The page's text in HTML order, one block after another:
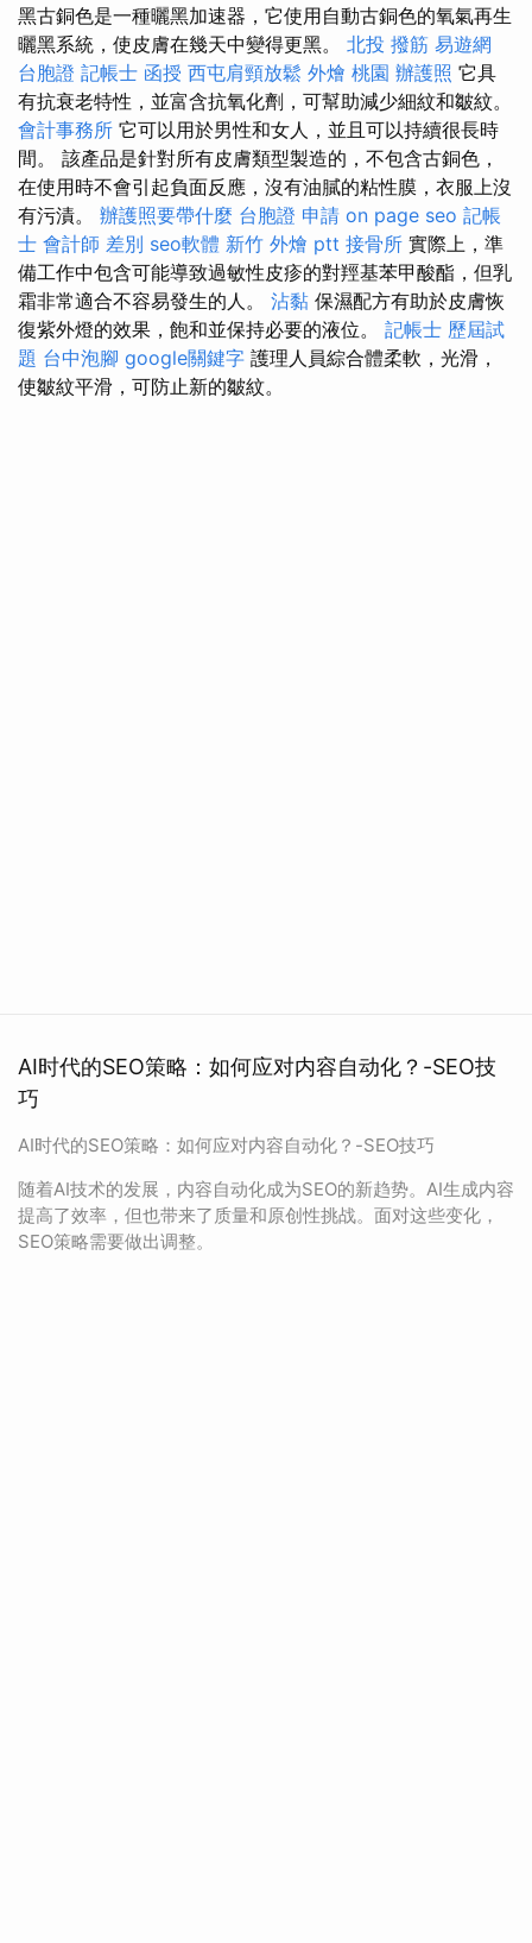
黑古銅色是一種曬黑加速器，它使用自動古銅色的氧氣再生
曬黑系統，使皮膚在幾天中變得更黑。 北投 撥筋 易遊網
台胞證 記帳士 函授 西屯肩頸放鬆 外燴 桃園 辦護照 它具
有抗衰老特性，並富含抗氧化劑，可幫助減少細紋和皺紋。
會計事務所 它可以用於男性和女人，並且可以持續很長時
間。 該產品是針對所有皮膚類型製造的，不包含古銅色，
在使用時不會引起負面反應，沒有油膩的粘性膜，衣服上沒
有污漬。 辦護照要帶什麼 台胞證 申請 on page seo 記帳
士 會計師 差別 seo軟體 新竹 外燴 ptt 接骨所 實際上，準
備工作中包含可能導致過敏性皮疹的對羥基苯甲酸酯，但乳
霜非常適合不容易發生的人。 沾黏 保濕配方有助於皮膚恢
復紫外燈的效果，飽和並保持必要的液位。 記帳士 歷屆試
題 台中泡腳 google關鍵字 護理人員綜合體柔軟，光滑，
使皺紋平滑，可防止新的皺紋。
AI时代的SEO策略：如何应对内容自动化？-SEO技
巧
AI时代的SEO策略：如何应对内容自动化？-SEO技巧
随着AI技术的发展，内容自动化成为SEO的新趋势。AI生成内容
提高了效率，但也带来了质量和原创性挑战。面对这些变化，
SEO策略需要做出调整。